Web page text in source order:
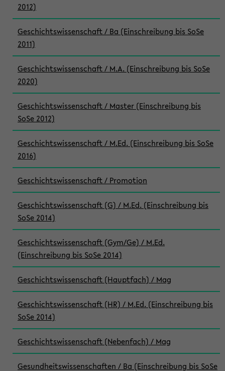
2012)
Geschichtswissenschaft / Ba (Einschreibung bis SoSe
2011)
Geschichtswissenschaft / M.A. (Einschreibung bis SoSe
2020)
Geschichtswissenschaft / Master (Einschreibung bis
SoSe 2012)
Geschichtswissenschaft / M.Ed. (Einschreibung bis SoSe
2016)
Geschichtswissenschaft / Promotion
Geschichtswissenschaft (G) / M.Ed. (Einschreibung bis
SoSe 2014)
Geschichtswissenschaft (Gym/Ge) / M.Ed.
(Einschreibung bis SoSe 2014)
Geschichtswissenschaft (Hauptfach) / Mag
Geschichtswissenschaft (HR) / M.Ed. (Einschreibung bis
SoSe 2014)
Geschichtswissenschaft (Nebenfach) / Mag
Gesundheitswissenschaften / Ba (Einschreibung bis SoSe